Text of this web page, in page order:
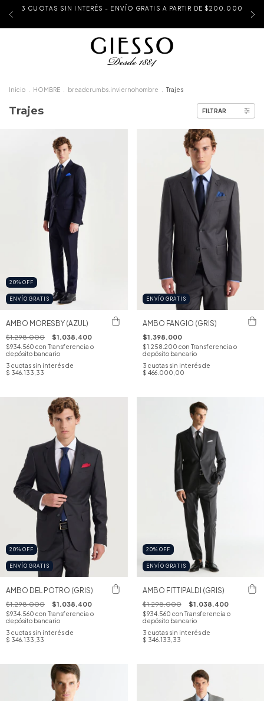
3 CUOTAS SIN INTERÉS - ENVÍO GRATIS A PARTIR DE $200.000
Inicio HOMBRE breadcrumbs.inviernohombre Trajes
Trajes FILTRAR
20% OFF
ENVÍO GRATIS
AMBO MORESBY (AZUL)
$1.298.000 $1.038.400
$934.560 con Transferencia o
depósito bancario
3 cuotas sin interés de
$ 346.133,33
ENVÍO GRATIS
AMBO FANGIO (GRIS)
$1.398.000
$1.258.200 con Transferencia o
depósito bancario
3 cuotas sin interés de
$ 466.000,00
20% OFF
ENVÍO GRATIS
AMBO DEL POTRO (GRIS)
$1.298.000 $1.038.400
$934.560 con Transferencia o
depósito bancario
3 cuotas sin interés de
$ 346.133,33
20% OFF
ENVÍO GRATIS
AMBO FITTIPALDI (GRIS)
$1.298.000 $1.038.400
$934.560 con Transferencia o
depósito bancario
3 cuotas sin interés de
$ 346.133,33